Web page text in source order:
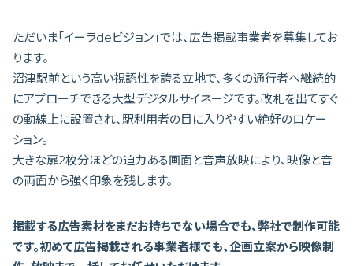
ただいま「イーラdeビジョン」では、広告掲載事業者を募集してお
ります。
沼津駅前という高い視認性を誇る立地で、多くの通行者へ継続的
にアプローチできる大型デジタルサイネージです。改札を出てすぐ
の動線上に設置され、駅利用者の目に入りやすい絶好のロケー
ション。
大きな扉2枚分ほどの迫力ある画面と音声放映により、映像と音
の両面から強く印象を残します。
掲載する広告素材をまだお持ちでない場合でも、弊社で制作可能
です。初めて広告掲載される事業者様でも、企画立案から映像制